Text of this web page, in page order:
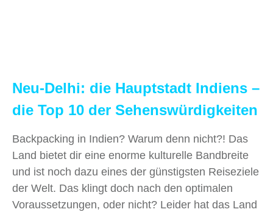
Neu-Delhi: die Hauptstadt Indiens –
die Top 10 der Sehenswürdigkeiten
Backpacking in Indien? Warum denn nicht?! Das
Land bietet dir eine enorme kulturelle Bandbreite
und ist noch dazu eines der günstigsten Reiseziele
der Welt. Das klingt doch nach den optimalen
Voraussetzungen, oder nicht? Leider hat das Land